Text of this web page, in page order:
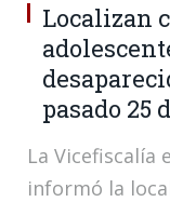
Localizan
pasado 25
La Vicefiscalía
informó la